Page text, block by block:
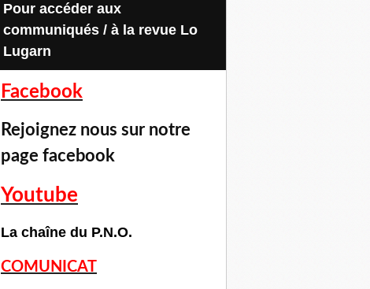
Pour accéder aux
communiqués / à la revue Lo
Lugarn
Facebook
Rejoignez nous sur notre
page facebook
Youtube
La chaîne du P.N.O.
COMUNICAT